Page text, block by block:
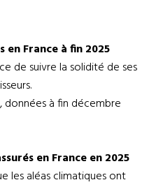
en France à fin 2025
de suivre la solidité de ses
données à fin décembre
en France en 2025
les aléas climatiques ont